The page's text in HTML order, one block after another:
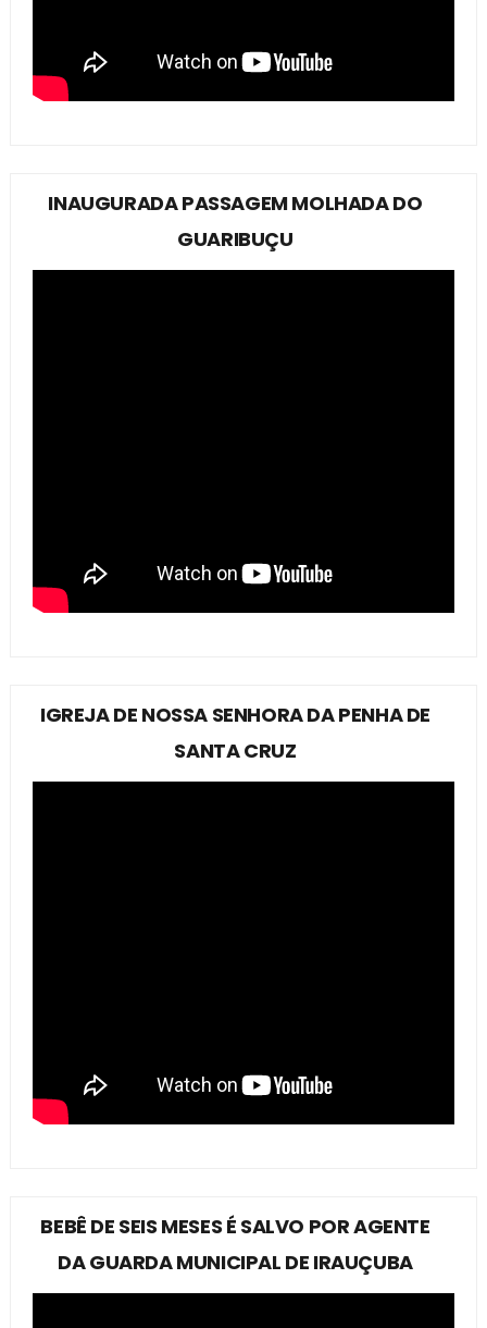
INAUGURADA PASSAGEM MOLHADA DO
GUARIBUÇU
IGREJA DE NOSSA SENHORA DA PENHA DE
SANTA CRUZ
BEBÊ DE SEIS MESES É SALVO POR AGENTE
DA GUARDA MUNICIPAL DE IRAUÇUBA